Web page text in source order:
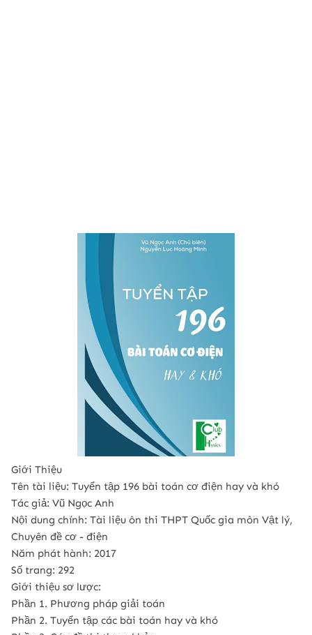
Giới Thiệu
Tên tài liệu: Tuyển tập 196 bài toán cơ điện hay và khó
Tác giả: Vũ Ngọc Anh
Nội dung chính: Tài liệu ôn thi THPT Quốc gia môn Vật lý,
Chuyên đề cơ - điện
Năm phát hành: 2017
Số trang: 292
Giới thiệu sơ lược:
Phần 1. Phương pháp giải toán
Phần 2. Tuyển tập các bài toán hay và khó